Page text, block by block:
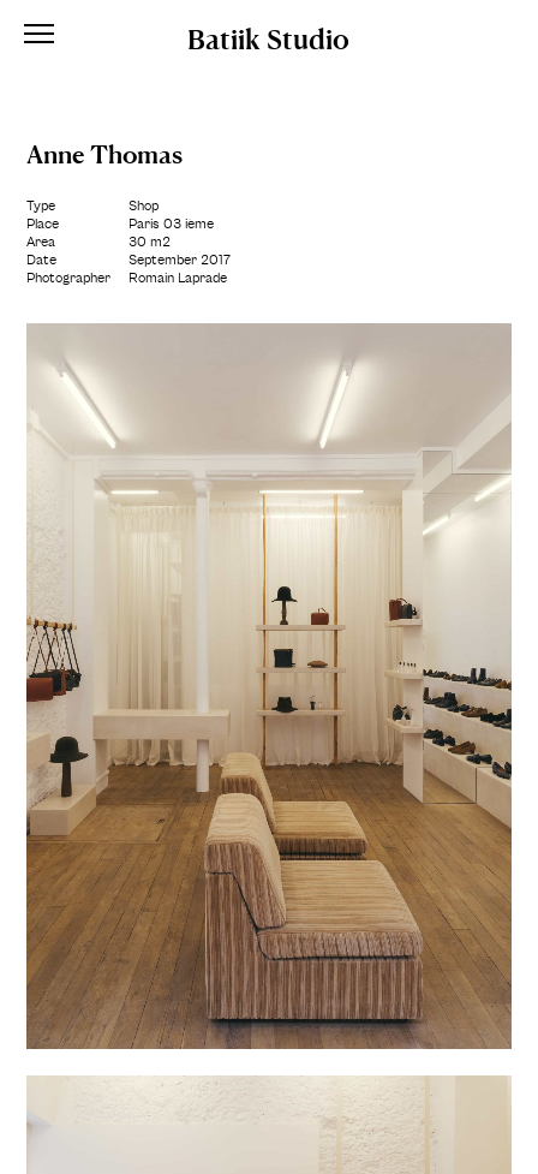
Batiik Studio
Anne Thomas
Type
Place
Area
Date
Photographer
Shop
Paris 03 ième
30 m2
September 2017
Romain Laprade